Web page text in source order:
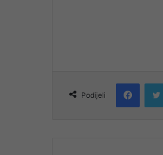
Podijeli